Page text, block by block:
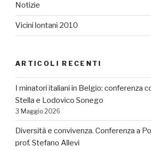
Notizie
Vicini lontani 2010
ARTICOLI RECENTI
I minatori italiani in Belgio: conferenza
Stella e Lodovico Sonego
3 Maggio 2026
Diversità e convivenza. Conferenza a
prof. Stefano Allevi